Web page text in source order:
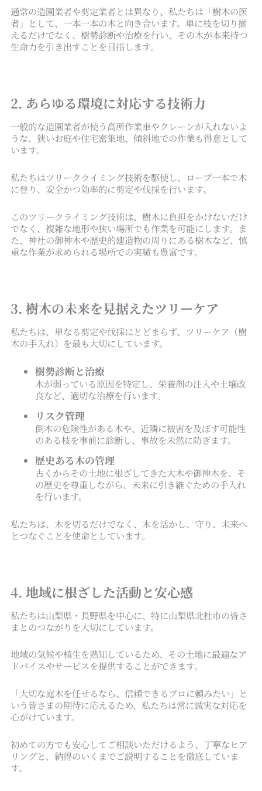
通常の造園業者や剪定業者とは異なり、私たちは「樹木の医
者」として、一本一本の木と向き合います。単に枝を切り揃
えるだけでなく、樹勢診断や治療を行い、その木が本来持つ
生命力を引き出すことを目指します。
2. あらゆる環境に対応する技術力
一般的な造園業者が使う高所作業車やクレーンが入れないよ
うな、狭いお庭や住宅密集地、傾斜地での作業も得意として
います。
私たちはツリークライミング技術を駆使し、ロープ一本で木
に登り、安全かつ効率的に剪定や伐採を行います。
このツリークライミング技術は、樹木に負担をかけないだけ
でなく、複雑な地形や狭い場所でも作業を可能にします。ま
た、神社の御神木や歴史的建造物の周りにある樹木など、慎
重な作業が求められる場所での実績も豊富です。
3. 樹木の未来を見据えたツリーケア
私たちは、単なる剪定や伐採にとどまらず、ツリーケア（樹
木の手入れ）を最も大切にしています。
樹勢診断と治療
木が弱っている原因を特定し、栄養剤の注入や土壌改
良など、適切な治療を行います。
リスク管理
倒木の危険性がある木や、近隣に被害を及ぼす可能性
のある枝を事前に診断し、事故を未然に防ぎます。
歴史ある木の管理
古くからその土地に根ざしてきた大木や御神木を、そ
の歴史を尊重しながら、未来に引き継ぐための手入れ
を行います。
私たちは、木を切るだけでなく、木を活かし、守り、未来へ
とつなぐことを使命としています。
4. 地域に根ざした活動と安心感
私たちは山梨県・長野県を中心に、特に山梨県北杜市の皆さ
まとのつながりを大切にしています。
地域の気候や植生を熟知しているため、その土地に最適なア
ドバイスやサービスを提供することができます。
「大切な庭木を任せるなら、信頼できるプロに頼みたい」と
いう皆さまの期待に応えるため、私たちは常に誠実な対応を
心がけています。
初めての方でも安心してご相談いただけるよう、丁寧なヒア
リングと、納得のいくまでご説明することを徹底していま
す。